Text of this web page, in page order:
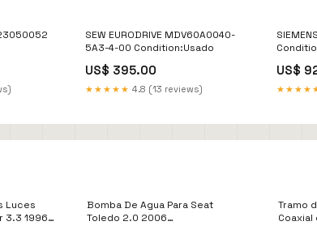
SEW EURODRIVE MDV60A0040-
5A3-4-00 Condition:Usado
US$ 395.00
★★★★★ 4.8 (13 reviews)
US$
Luces
3.3 1996
Bomba De Agua Para Seat
Toledo 2.0 2006
Tramo
Coaxial